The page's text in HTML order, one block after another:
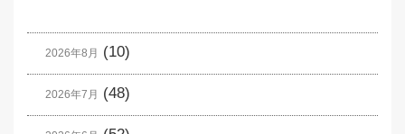
2026年8月 (10)
2026年7月 (48)